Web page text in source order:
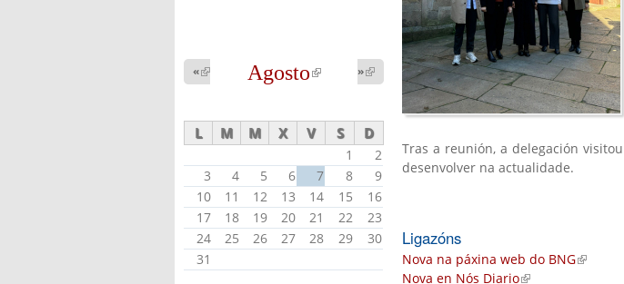
Tras a reunión, a delegación
desenvolver na actualidade.
Ligazóns
Nova na páxina web do BNG(link is
Nova en Nós Diario(link is external)
Agosto (link is
«
external)
»
(link is
external)
L M M X V S D
1
2
3
4 5 6 7 8
9
10
11 12 13 14 15
16
17
18 19 20 21 22
23
24
25 26 27 28 29
30
31